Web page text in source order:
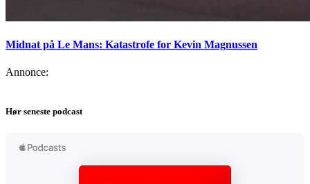
Midnat på Le Mans: Katastrofe for Kevin Magnussen
Annonce:
Hør seneste podcast